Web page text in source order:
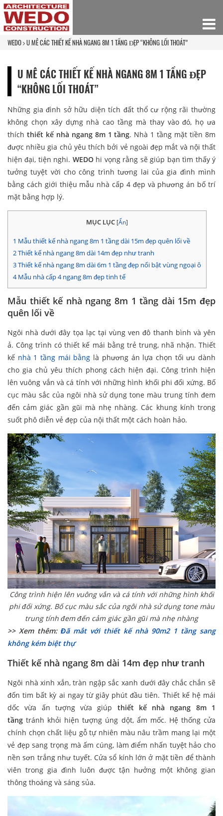
WEDO U MÊ CÁC THIẾT KẾ NHÀ NGANG 8M 1 TẦNG ĐẸP “KHÔNG LỐI THOÁT”
U MÊ CÁC THIẾT KẾ NHÀ NGANG 8M 1 TẦNG ĐẸP
“KHÔNG LỐI THOÁT”
Những gia đình sở hữu diện tích đất thổ cư rộng rãi thường
không chọn xây dựng nhà cao tầng mà thay vào đó, họ ưa
thích thiết kế nhà ngang 8m 1 tầng. Nhà 1 tầng mặt tiền 8m
được nhiều gia chủ yêu thích bởi vẻ ngoài đẹp mắt và nội thất
hiện đại, tiện nghi. WEDO hi vọng rằng sẽ giúp bạn tìm thấy ý
tưởng tuyệt vời cho công trình tương lai của gia đình mình
bằng cách giới thiệu mẫu nhà cấp 4 đẹp và phương án bố trí
mặt bằng hợp lý.
MỤC LỤC [Ẩn]
1 Mẫu thiết kế nhà ngang 8m 1 tầng dài 15m đẹp quên lối về
2Thiết kế nhà ngang 8m dài 14m đẹp như tranh
3Thiết kế nhà ngang 8m dài 6m 1 tầng đẹp nổi bật vùng ngoại ô
4Mẫu nhà cấp 4 ngang 8m đẹp tinh tế
Mẫu thiết kế nhà ngang 8m 1 tầng dài 15m đẹp
quên lối về
Ngôi nhà dưới đây tọa lạc tại vùng ven đô thanh bình và yên
ả. Công trình có thiết kế mái bằng trẻ trung, nhã nhặn. Thiết
kế nhà 1 tầng mái bằng là phương án lựa chọn tối ưu dành
cho gia chủ yêu thích phong cách hiện đại. Công trình hiện
lên vuông vắn và cá tính với những hình khối phi đối xứng. Bố
cục màu sắc của ngôi nhà sử dụng tone màu trung tính đem
đến cảm giác gần gũi mà nhẹ nhàng. Các khung kính trong
suốt phô diễn vẻ đẹp của nội thất một cách hoàn hảo.
Công trình hiện lên vuông vắn và cá tính với những hình khối
phi đối xứng. Bố cục màu sắc của ngôi nhà sử dụng tone màu
trung tính đem đến cảm giác gần gũi mà nhẹ nhàng
>> Xem thêm: Đã mắt với thiết kế nhà 90m2 1 tầng sang
không kém biệt thự
Thiết kế nhà ngang 8m dài 14m đẹp như tranh
Ngôi nhà xinh xắn, tràn ngập sắc xanh dưới đây chắc chắn sẽ
đốn tim bất kỳ ai ngay từ giây phút đầu tiên. Thiết kế hệ mái
dốc vừa ấn tượng vừa giúp thiết kế nhà ngang 8m 1
tầng tránh khỏi hiện tượng úng dột, ẩm mốc. Hệ thống cửa
chính chọn chất liệu gỗ tự nhiên màu nâu trầm mang lại một
vẻ đẹp sang trọng mà ấm cúng, làm điểm nhấn tuyệt hảo cho
nền sơn trắng như tuyết. Cửa sổ kính lớn ở mặt tiền để thành
viên trong gia đình luôn được tận hưởng một không gian
thông thoáng và sáng sủa.